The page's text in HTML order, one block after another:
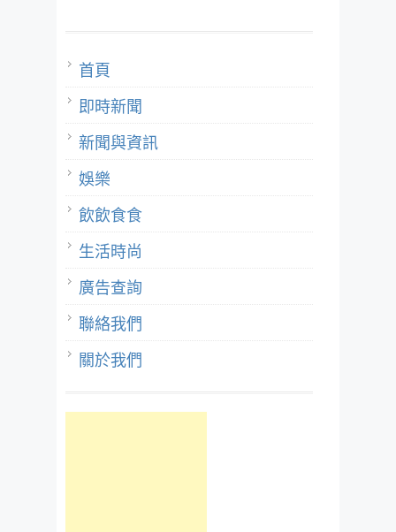
首頁
即時新聞
新聞與資訊
娛樂
飲飲食食
生活時尚
廣告查詢
聯絡我們
關於我們